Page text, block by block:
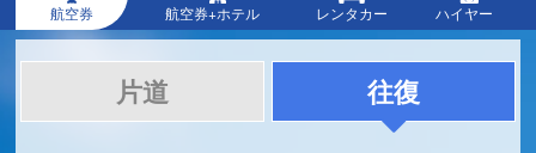
航空券 航空券+ホテル レンタカー ハイヤー
片道 往復